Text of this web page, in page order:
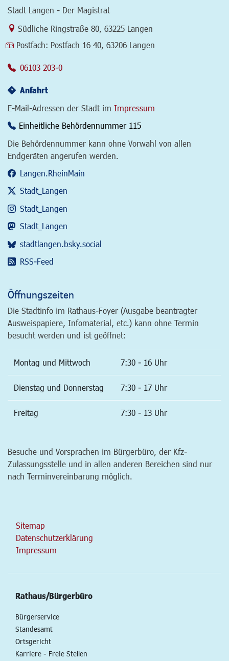
Stadt Langen - Der Magistrat
Link zur Google-Maps Navigation
Südliche Ringstraße 80, 63225 Langen
Postfach: Postfach 16 40, 63206 Langen
06103 203-0
Anfahrt
E-Mail-Adressen der Stadt im Impressum
Einheitliche Behördennummer 115
Die Behördennummer kann ohne Vorwahl von allen
Endgeräten angerufen werden.
Langen.RheinMain
Stadt_Langen
Stadt_Langen
Stadt_Langen
stadtlangen.bsky.social
RSS-Feed
Öffnungszeiten
Die Stadtinfo im Rathaus-Foyer (Ausgabe beantragter
Ausweispapiere, Infomaterial, etc.) kann ohne Termin
besucht werden und ist geöffnet:
Montag und Mittwoch 7:30 - 16 Uhr
Dienstag und Donnerstag 7:30 - 17 Uhr
Freitag 7:30 - 13 Uhr
Besuche und Vorsprachen im Bürgerbüro, der Kfz-
Zulassungsstelle und in allen anderen Bereichen sind nur
nach Terminvereinbarung möglich.
Sitemap
Datenschutzerklärung
Impressum
Rathaus/Bürgerbüro
Bürgerservice
Standesamt
Ortsgericht
Karriere - Freie Stellen